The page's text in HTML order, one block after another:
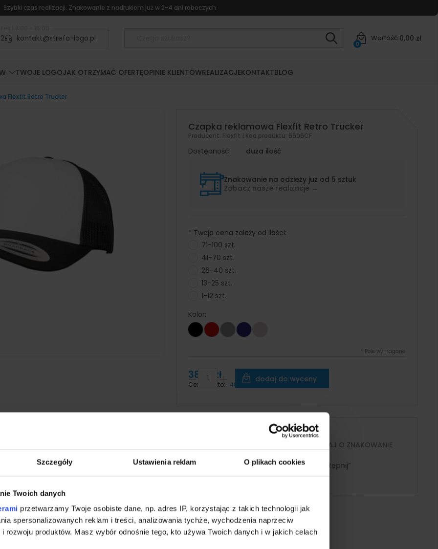
Szczegóły Ustawienia reklam O plikach cookies
Twoich danych
przetwarzamy Twoje osobiste dane, np. adres IP, korzystając z takich technologii jak
spersonalizowanych reklam i treści, analizowania tychże, wychodzenia naprzeciw
rozwoju produktów. Masz wybór odnośnie tego, kto używa Twoich danych i w jakich celach
Szybki czas realizacji. Znakowanie z nadrukiem już w 2-4 dni roboczych
kontakt@strefa-logo.pl Wartość:0,00 zł
0
TWOJE LOGOJAK OTRZYMAĆ OFERTĘOPINIE KLIENTÓWREALIZACJEKONTAKTBLOG
Flexfit Retro Trucker
się niskim profilem oraz usztywnionym
Klasyczne zapięcie typu snapback.
stosujemy sprawdzone metody
cyfrowy,flex,flock.
logo,nakładu oraz indywidualnych
Czapka reklamowa Flexfit Retro Trucker
Producent: Flexfit | Kod produktu: 6606CF
Dostępność: duża ilość
Znakowanie na odzieży już od 5 sztuk
Zobacz nasze realizacje →
* Twoja cena zależy od ilości:
71-100 szt.
41-70 szt.
26-40 szt.
13-25 szt.
1-12 szt.
Kolor:
Pole wymagane
38,01 zł
Cena brutto: 46,75 zł
dodaj do wyceny
Potrzebujesz pomocy?
505-868-352
kontakt@strefa-logo.pl
ZAPYTAJ O ZNAKOWANIE
„Udostępnij”